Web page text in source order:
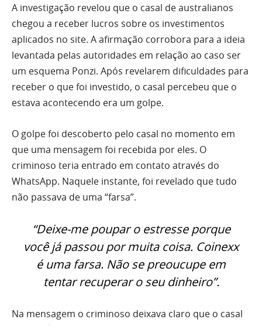
A investigação revelou que o casal de australianos
chegou a receber lucros sobre os investimentos
aplicados no site. A afirmação corrobora para a ideia
levantada pelas autoridades em relação ao caso ser
um esquema Ponzi. Após revelarem dificuldades para
receber o que foi investido, o casal percebeu que o
estava acontecendo era um golpe.
O golpe foi descoberto pelo casal no momento em
que uma mensagem foi recebida por eles. O
criminoso teria entrado em contato através do
WhatsApp. Naquele instante, foi revelado que tudo
não passava de uma “farsa”.
“Deixe-me poupar o estresse porque
você já passou por muita coisa. Coinexx
é uma farsa. Não se preoucupe em
tentar recuperar o seu dinheiro”.
Na mensagem o criminoso deixava claro que o casal